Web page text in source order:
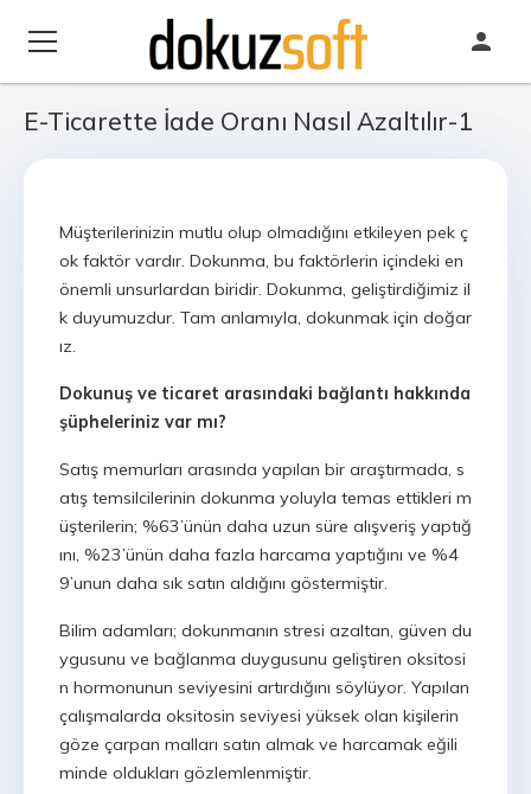
E-Ticarette İade Oranı Nasıl Azaltılır-1
Müşterilerinizin mutlu olup olmadığını etkileyen pek ç
ok faktör vardır. Dokunma, bu faktörlerin içindeki en
önemli unsurlardan biridir. Dokunma, geliştirdiğimiz il
k duyumuzdur. Tam anlamıyla, dokunmak için doğar
ız.
Dokunuş ve ticaret arasındaki bağlantı hakkında
şüpheleriniz var mı?
Satış memurları arasında yapılan bir araştırmada, s
atış temsilcilerinin dokunma yoluyla temas ettikleri m
üşterilerin; %63’ünün daha uzun süre alışveriş yaptığ
ını, %23’ünün daha fazla harcama yaptığını ve %4
9’unun daha sık satın aldığını göstermiştir.
Bilim adamları; dokunmanın stresi azaltan, güven du
ygusunu ve bağlanma duygusunu geliştiren oksitosi
n hormonunun seviyesini artırdığını söylüyor. Yapılan
çalışmalarda oksitosin seviyesi yüksek olan kişilerin
göze çarpan malları satın almak ve harcamak eğili
minde oldukları gözlemlenmiştir.